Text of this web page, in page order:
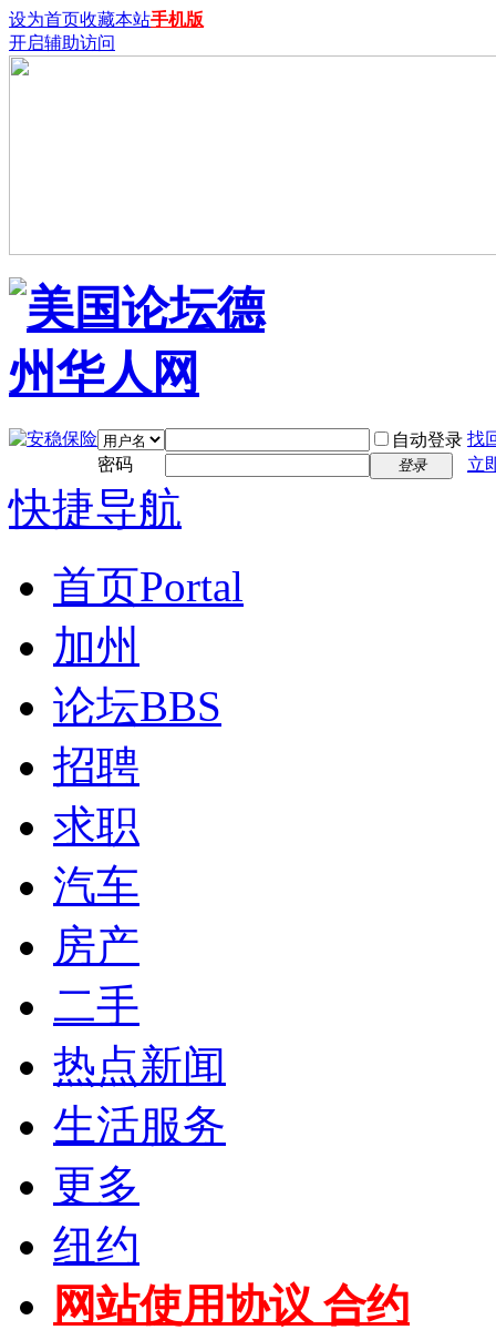
设为首页收藏本站手机版
开启辅助访问
自动登录 找
密码
登录 立
快捷导航
首页Portal
加州
论坛BBS
招聘
求职
汽车
房产
二手
热点新闻
生活服务
更多
纽约
网站使用协议 合约